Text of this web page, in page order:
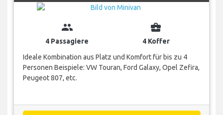
group
4 Passagiere
business_center
4 Koffer
Ideale Kombination aus Platz und Komfort für bis zu 4
Personen Beispiele: VW Touran, Ford Galaxy, Opel Zefira,
Peugeot 807, etc.